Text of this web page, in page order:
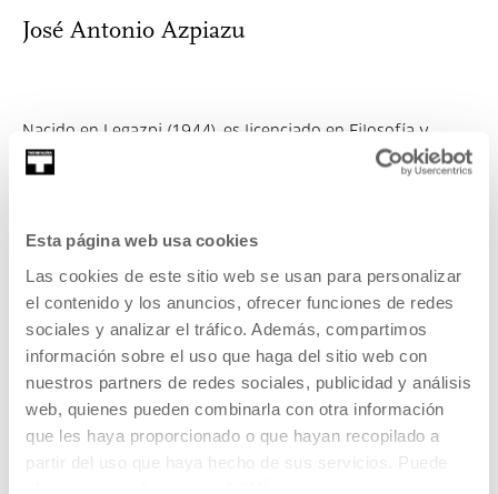
Esta página web usa cookies
Las cookies de este sitio web se usan para personalizar
el contenido y los anuncios, ofrecer funciones de redes
sociales y analizar el tráfico. Además, compartimos
información sobre el uso que haga del sitio web con
nuestros partners de redes sociales, publicidad y análisis
web, quienes pueden combinarla con otra información
que les haya proporcionado o que hayan recopilado a
partir del uso que haya hecho de sus servicios. Puede
José Antonio Azpiazu
Nacido en Legazpi (1944), es licenciado en Filosofía y
Letras por la Universidad Complutense...
Invitados/as
Nora Olazabal
Nora Olazabal (Zarautz, 1983). Licenciada en Medicina
(Universidad de Navarra 2001-2007). Es...